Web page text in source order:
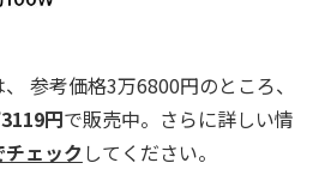
参考価格3万6800円のところ、
円で販売中。さらに詳しい情
ェックしてください。